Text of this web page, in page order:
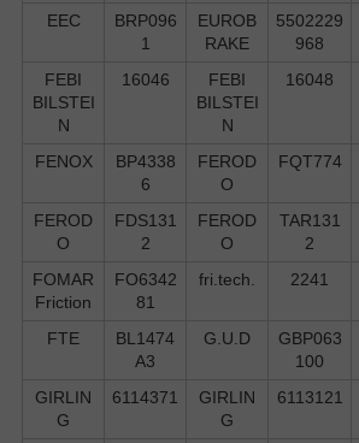
EEC
BRP096
1
EUROB
RAKE
5502229
968
FEBI
BILSTEI
N
16046
FEBI
BILSTEI
N
16048
FENOX
BP4338
6
FEROD
O
FQT774
FEROD
O
FDS131
2
FEROD
O
TAR131
2
FOMAR
Friction
FO6342
81
fri.tech. 2241
FTE
BL1474
A3
G.U.D
GBP063
100
GIRLIN
G
6114371
GIRLIN
G
6113121